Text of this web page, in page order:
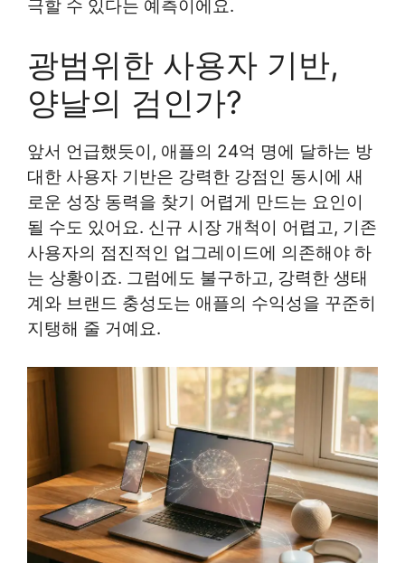
극할 수 있다는 예측이에요.
광범위한 사용자 기반,
양날의 검인가?
앞서 언급했듯이, 애플의 24억 명에 달하는 방
대한 사용자 기반은 강력한 강점인 동시에 새
로운 성장 동력을 찾기 어렵게 만드는 요인이
될 수도 있어요. 신규 시장 개척이 어렵고, 기존
사용자의 점진적인 업그레이드에 의존해야 하
는 상황이죠. 그럼에도 불구하고, 강력한 생태
계와 브랜드 충성도는 애플의 수익성을 꾸준히
지탱해 줄 거예요.